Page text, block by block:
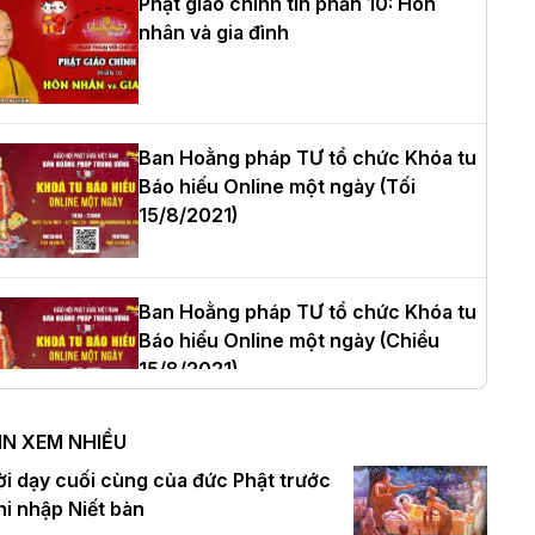
thượng Thích Quảng Tùng tái đắc
Trưởng BTS GHPGVN thành phố Hải
nhiệm kỳ 2026 – 2031
tọa Thích Tâm Chính được suy
tân Trưởng ban Trị sự GHPGVN tỉnh
Nội: Tăng Ni Trường hạ Bồ Đề trang
tác pháp Tiền an cư PL.2570 –
nhân và gia đình
Ban Hoằng pháp TƯ tổ chức Khóa tu
Báo hiếu Online một ngày (Tối
15/8/2021)
Ban Hoằng pháp TƯ tổ chức Khóa tu
Báo hiếu Online một ngày (Chiều
15/8/2021)
Ban Hoằng pháp TƯ tổ chức Khóa tu
Báo hiếu Online một ngày (Sáng
15/8/2021)
XEM NHIỀU
dạy cuối cùng của đức Phật trước
nhập Niết bàn